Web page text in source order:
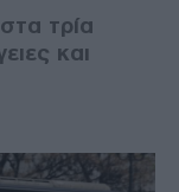
τρία
και